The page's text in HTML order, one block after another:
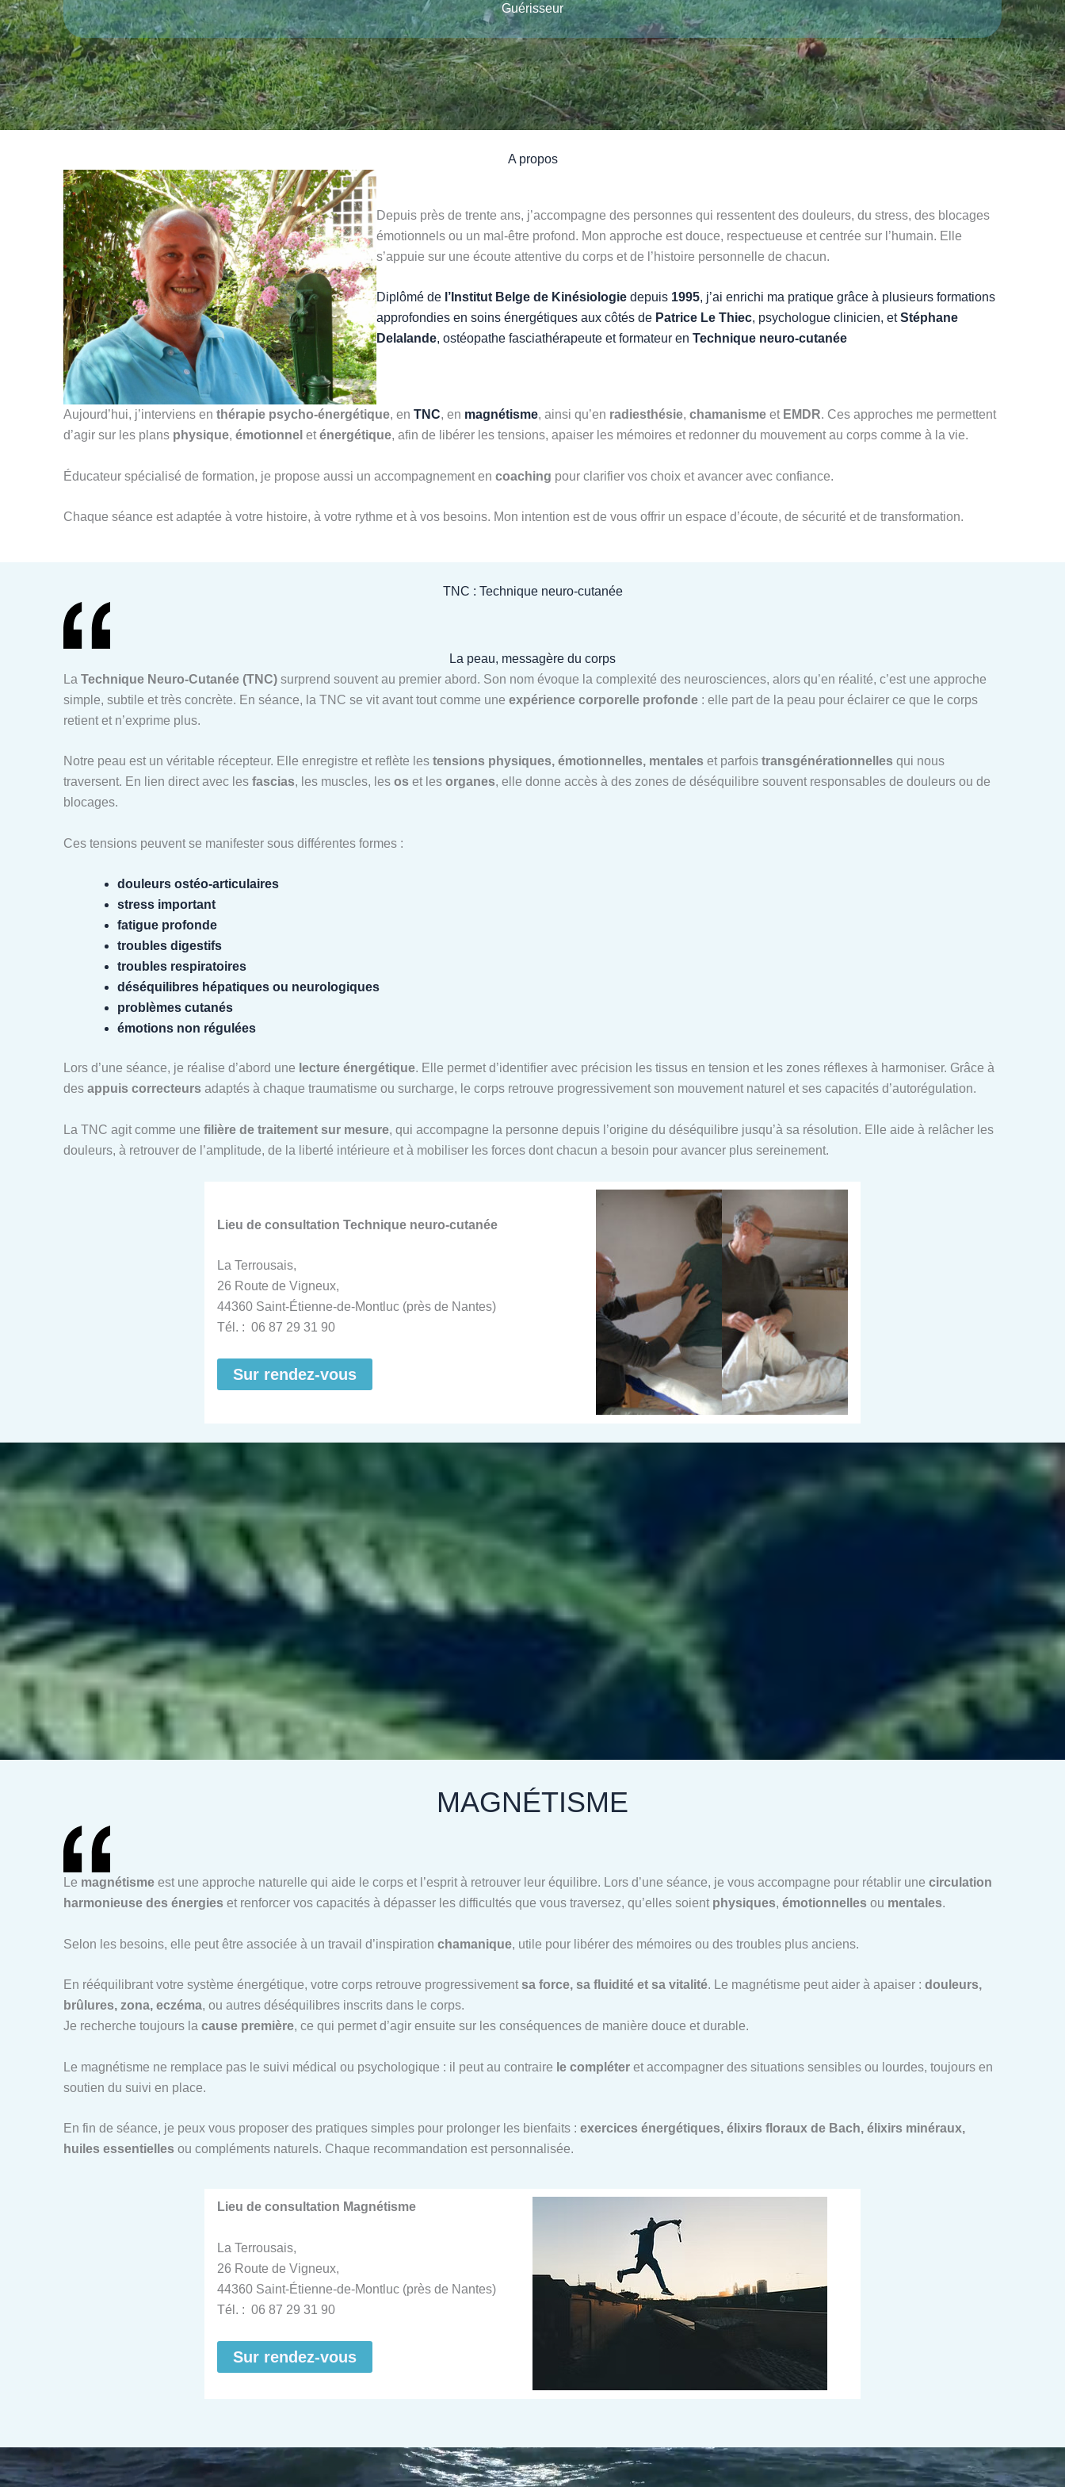
Guérisseur
A propos
Depuis près de trente ans, j’accompagne des personnes qui ressentent des douleurs, du stress, des blocages
émotionnels ou un mal-être profond. Mon approche est douce, respectueuse et centrée sur l’humain. Elle
s’appuie sur une écoute attentive du corps et de l’histoire personnelle de chacun.
Diplômé de l’Institut Belge de Kinésiologiedepuis 1995, j’ai enrichi ma pratique grâce à plusieurs formations
approfondies en soins énergétiques aux côtés de Patrice Le Thiec, psychologue clinicien, etStéphane
Delalande, ostéopathe fasciathérapeute et formateur en Technique neuro-cutanée
Aujourd’hui, j’interviens en thérapie psycho-énergétique, en TNC, en magnétisme, ainsi qu’en radiesthésie, chamanisme et EMDR. Ces approches me permettent
d’agir sur les plans physique, émotionnel eténergétique, afin de libérer les tensions, apaiser les mémoires et redonner du mouvement au corps comme à la vie.
Éducateur spécialisé de formation, je propose aussi un accompagnement en coaching pour clarifier vos choix et avancer avec confiance.
Chaque séance est adaptée à votre histoire, à votre rythme et à vos besoins. Mon intention est de vous offrir un espace d’écoute, de sécurité et de transformation.
TNC : Technique neuro-cutanée
La peau, messagère du corps
La Technique Neuro-Cutanée (TNC) surprend souvent au premier abord. Son nom évoque la complexité des neurosciences, alors qu’en réalité, c’est une approche
simple, subtile et très concrète. En séance, la TNC se vit avant tout comme une expérience corporelle profonde : elle part de la peau pour éclairer ce que le corps
retient et n’exprime plus.
Notre peau est un véritable récepteur. Elle enregistre et reflète les tensions physiques, émotionnelles, mentales et parfois transgénérationnelles qui nous
traversent. En lien direct avec les fascias, les muscles, les os et les organes, elle donne accès à des zones de déséquilibre souvent responsables de douleurs ou de
blocages.
Ces tensions peuvent se manifester sous différentes formes :
douleurs ostéo-articulaires
stress important
fatigue profonde
troubles digestifs
troubles respiratoires
déséquilibres hépatiques ou neurologiques
problèmes cutanés
émotions non régulées
Lors d’une séance, je réalise d’abord une lecture énergétique. Elle permet d’identifier avec précision les tissus en tension et les zones réflexes à harmoniser. Grâce à
des appuis correcteurs adaptés à chaque traumatisme ou surcharge, le corps retrouve progressivement son mouvement naturel et ses capacités d’autorégulation.
La TNC agit comme une filière de traitement sur mesure, qui accompagne la personne depuis l’origine du déséquilibre jusqu’à sa résolution. Elle aide à relâcher les
douleurs, à retrouver de l’amplitude, de la liberté intérieure et à mobiliser les forces dont chacun a besoin pour avancer plus sereinement.
Lieu de consultation Technique neuro-cutanée
La Terrousais,
26 Route de Vigneux,
44360 Saint-Étienne-de-Montluc (près de Nantes)
Tél. : 06 87 29 31 90
Sur rendez-vous
MAGNÉTISME
Le magnétisme est une approche naturelle qui aide le corps et l’esprit à retrouver leur équilibre. Lors d’une séance, je vous accompagne pour rétablir une circulation
harmonieuse des énergies et renforcer vos capacités à dépasser les difficultés que vous traversez, qu’elles soient physiques, émotionnelles ou mentales.
Selon les besoins, elle peut être associée à un travail d’inspiration chamanique, utile pour libérer des mémoires ou des troubles plus anciens.
En rééquilibrant votre système énergétique, votre corps retrouve progressivement sa force, sa fluidité et sa vitalité. Le magnétisme peut aider à apaiser : douleurs,
brûlures, zona, eczéma, ou autres déséquilibres inscrits dans le corps.
Je recherche toujours la cause première, ce qui permet d’agir ensuite sur les conséquences de manière douce et durable.
Le magnétisme ne remplace pas le suivi médical ou psychologique : il peut au contraire le compléter et accompagner des situations sensibles ou lourdes, toujours en
soutien du suivi en place.
En fin de séance, je peux vous proposer des pratiques simples pour prolonger les bienfaits : exercices énergétiques, élixirs floraux de Bach, élixirs minéraux,
huiles essentielles ou compléments naturels. Chaque recommandation est personnalisée.
Lieu de consultation Magnétisme
La Terrousais,
26 Route de Vigneux,
44360 Saint-Étienne-de-Montluc (près de Nantes)
Tél. : 06 87 29 31 90
Sur rendez-vous